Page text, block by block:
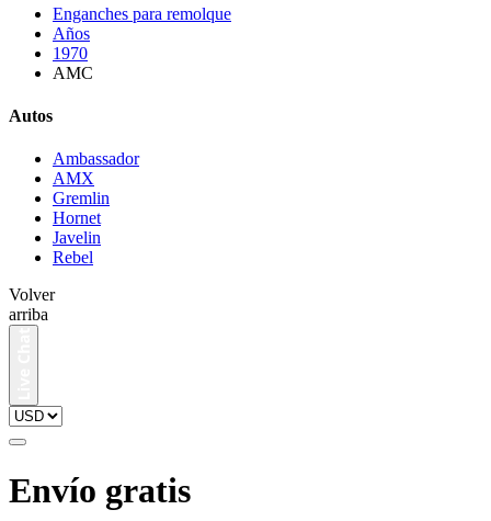
Enganches para remolque
Años
1970
AMC
Autos
Ambassador
AMX
Gremlin
Hornet
Javelin
Rebel
Volver
arriba
Envío gratis